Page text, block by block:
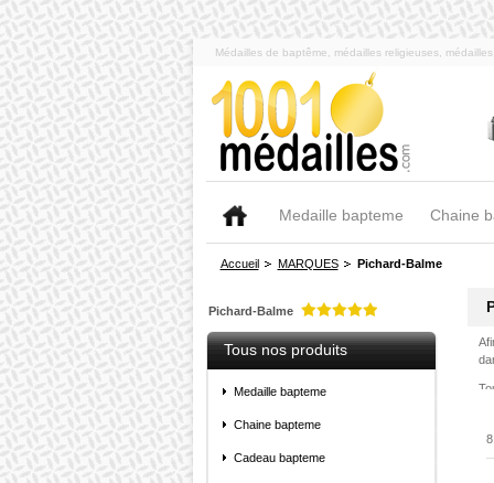
Médailles de baptême, médailles religieuses,
Medaille bapteme Chaine
Accueil MARQUES Pichard-Balme
Pichard-Balme
Tous nos produits
Medaille bapteme
Chaine bapteme
Cadeau bapteme